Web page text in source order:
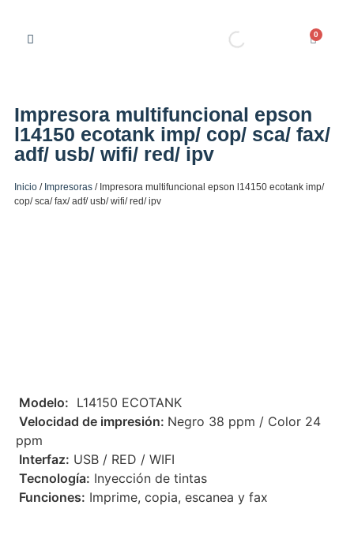
0
Impresora multifuncional epson
l14150 ecotank imp/ cop/ sca/ fax/
adf/ usb/ wifi/ red/ ipv
Inicio / Impresoras / Impresora multifuncional epson l14150 ecotank imp/
cop/ sca/ fax/ adf/ usb/ wifi/ red/ ipv
 Modelo: L14150 ECOTANK
 Velocidad de impresión: Negro 38 ppm / Color 24
ppm
 Interfaz: USB / RED / WIFI
 Tecnología: Inyección de tintas
 Funciones: Imprime, copia, escanea y fax